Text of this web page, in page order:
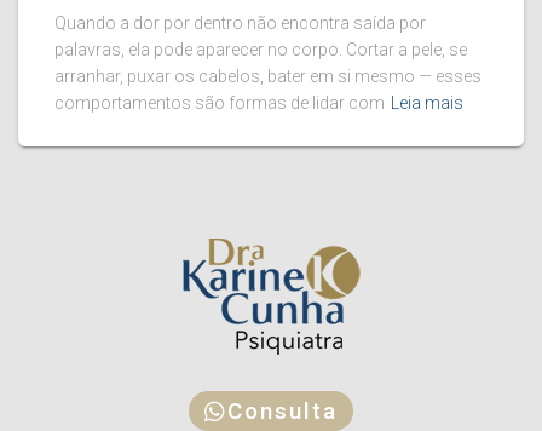
Quando a dor por dentro não encontra saída por
palavras, ela pode aparecer no corpo. Cortar a pele, se
arranhar, puxar os cabelos, bater em si mesmo — esses
comportamentos são formas de lidar com
Leia mais
Consulta